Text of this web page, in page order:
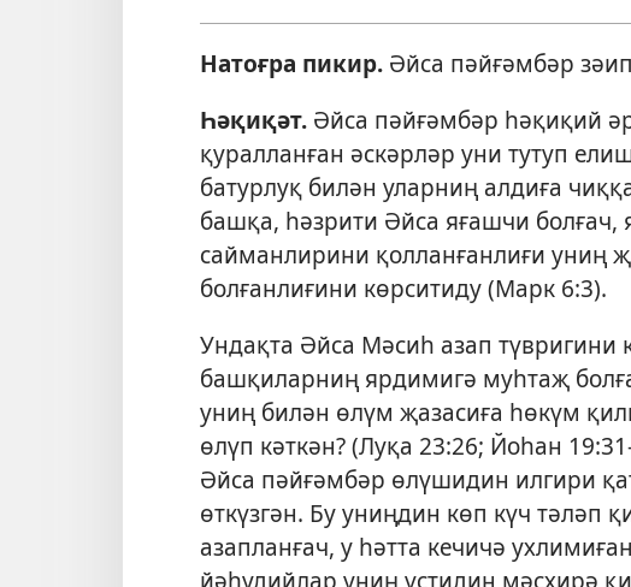
Натоғра пикир. Әйса пәйғәмбәр
Һәқиқәт. Әйса пәйғәмбәр һәқиқий
қуралланған әскәрләр уни тутуп
батурлуқ билән уларниң алдиға
башқа, һәзрити Әйса яғашчи болғач,
сайманлирини қолланғанлиғи униң
болғанлиғини көрситиду (Марк 6:3).
Ундақта Әйса Мәсиһ азап
башқиларниң ярдимигә муһтаҗ
униң билән өлүм җазасиға һөкүм
өлүп кәткән? (Луқа 23:26; Йоһан
Әйса пәйғәмбәр өлүшидин илгири
өткүзгән. Бу униңдин көп күч тәләп
азапланғач, у һәтта кечичә